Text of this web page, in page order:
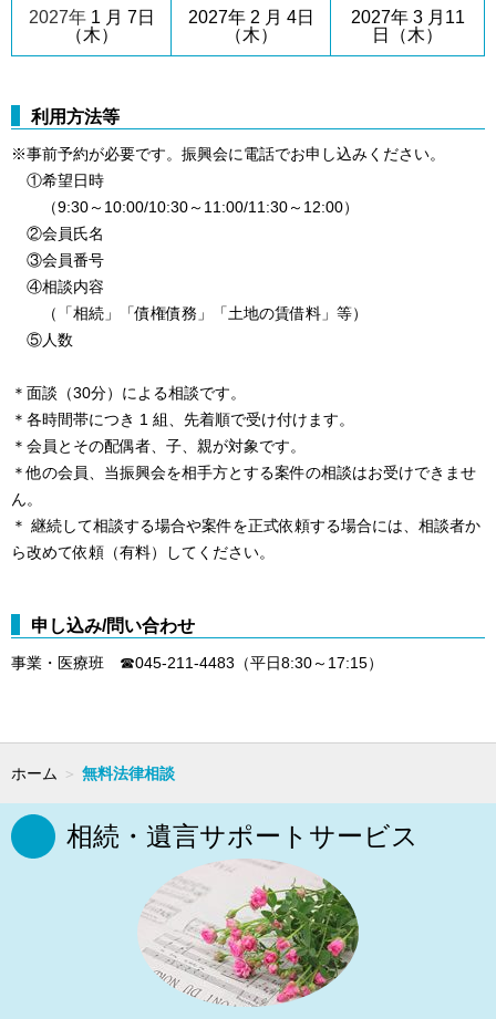
2027年1 月 7日
（木）
2027年 2 月 4日
（木）
2027年 3 月11
日（木）
利用方法等
※事前予約が必要です。振興会に電話でお申し込みください。
①希望日時
（9:30～10:00/10:30～11:00/11:30～12:00）
②会員氏名
③会員番号
④相談内容
（「相続」「債権債務」「土地の賃借料」等）
⑤人数
＊面談（30分）による相談です。
＊各時間帯につき 1 組、先着順で受け付けます。
＊会員とその配偶者、子、親が対象です。
＊他の会員、当振興会を相手方とする案件の相談はお受けできませ
ん。
＊ 継続して相談する場合や案件を正式依頼する場合には、相談者か
ら改めて依頼（有料）してください。
申し込み/問い合わせ
事業・医療班 ☎045-211-4483（平日8:30～17:15）
ホーム ＞ 無料法律相談
相続・遺言サポートサービス